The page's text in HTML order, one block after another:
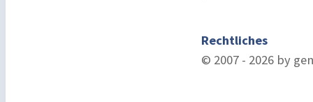
Rechtliches
© 2007 - 2026 by